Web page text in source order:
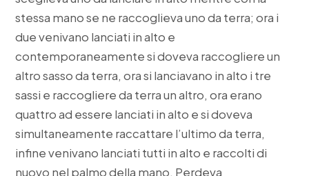
stessa mano se ne raccoglieva uno da terra; ora i
due venivano lanciati in alto e
contemporaneamente si doveva raccogliere un
altro sasso da terra, ora si lanciavano in alto i tre
sassi e raccogliere da terra un altro, ora erano
quattro ad essere lanciati in alto e si doveva
simultaneamente raccattare l’ultimo da terra,
infine venivano lanciati tutti in alto e raccolti di
nuovo nel palmo della mano. Perdeva